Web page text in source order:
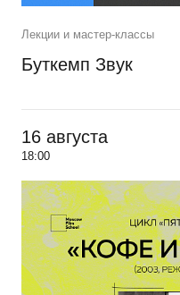
Лекции и мастер-классы
Буткемп Звук
16 августа
18:00